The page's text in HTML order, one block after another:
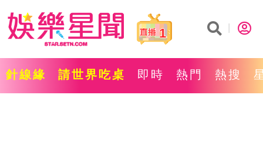
1
針線緣 請世界吃桌 即時 熱門 熱搜